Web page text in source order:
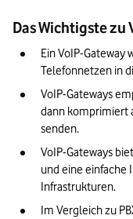
Das Wichtigste zu
Ein VoIP-
Telefonnetzen in
VoIP-Gateways
dann komprimiert
senden.
VoIP-Gateways
und eine einfache
Infrastrukturen.
Im Vergleich zu